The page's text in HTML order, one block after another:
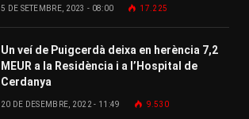
5 DE SETEMBRE, 2023 - 08:00 17.225
Un veí de Puigcerdà deixa en herència 7,2
MEUR a la Residència i a l’Hospital de
Cerdanya
20 DE DESEMBRE, 2022 - 11:49 9.530